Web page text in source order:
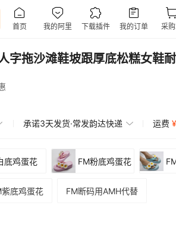
字拖沙滩鞋坡跟厚底松糕女鞋
承诺3天发货·常发韵达快递 运费 ¥
底鸡蛋花 FM粉底鸡蛋花
紫底鸡蛋花 FM断码用AMH代替